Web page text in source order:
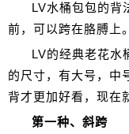
LV水桶包包的背
前，可以跨在胳膊上。
LV的经典老花水
的尺寸，有大号，中
背才更加好看，现在
第一种、斜跨